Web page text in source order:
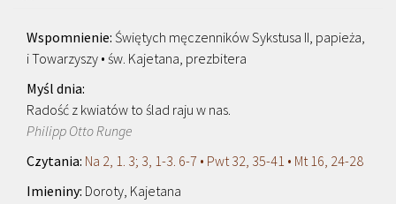
Świętych męczenników Sykstusa II, papieża,
i Towarzyszy • św. Kajetana, prezbitera
Radość z kwiatów to ślad raju w nas.
Philipp Otto Runge
Na 2, 1. 3; 3, 1-3. 6-7 • Pwt 32, 35-41 • Mt 16, 24-28
Doroty, Kajetana